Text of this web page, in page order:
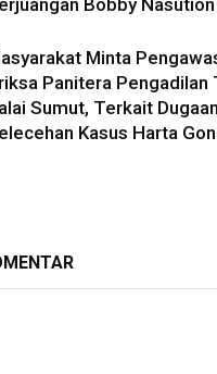
Bobby Nasution
Minta
Panitera Pengadilan
Sumut, Terkait Dugaan
Kasus Harta